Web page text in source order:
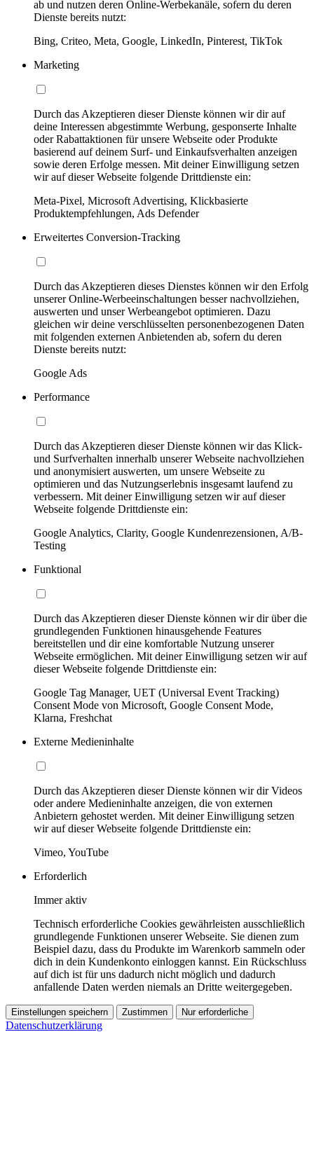
ab und nutzen deren Online-Werbekanäle, sofern du deren
Dienste bereits nutzt:
Bing, Criteo, Meta, Google, LinkedIn, Pinterest, TikTok
Marketing
Durch das Akzeptieren dieser Dienste können wir dir auf
deine Interessen abgestimmte Werbung, gesponserte Inhalte
oder Rabattaktionen für unsere Webseite oder Produkte
basierend auf deinem Surf- und Einkaufsverhalten anzeigen
sowie deren Erfolge messen. Mit deiner Einwilligung setzen
wir auf dieser Webseite folgende Drittdienste ein:
Meta-Pixel, Microsoft Advertising, Klickbasierte
Produktempfehlungen, Ads Defender
Erweitertes Conversion-Tracking
Durch das Akzeptieren dieses Dienstes können wir den Erfolg
unserer Online-Werbeeinschaltungen besser nachvollziehen,
auswerten und unser Werbeangebot optimieren. Dazu
gleichen wir deine verschlüsselten personenbezogenen Daten
mit folgenden externen Anbietenden ab, sofern du deren
Dienste bereits nutzt:
Google Ads
Performance
Durch das Akzeptieren dieser Dienste können wir das Klick-
und Surfverhalten innerhalb unserer Webseite nachvollziehen
und anonymisiert auswerten, um unsere Webseite zu
optimieren und das Nutzungserlebnis insgesamt laufend zu
verbessern. Mit deiner Einwilligung setzen wir auf dieser
Webseite folgende Drittdienste ein:
Google Analytics, Clarity, Google Kundenrezensionen, A/B-
Testing
Funktional
Durch das Akzeptieren dieser Dienste können wir dir über die
grundlegenden Funktionen hinausgehende Features
bereitstellen und dir eine komfortable Nutzung unserer
Webseite ermöglichen. Mit deiner Einwilligung setzen wir auf
dieser Webseite folgende Drittdienste ein:
Google Tag Manager, UET (Universal Event Tracking)
Consent Mode von Microsoft, Google Consent Mode,
Klarna, Freshchat
Externe Medieninhalte
Durch das Akzeptieren dieser Dienste können wir dir Videos
oder andere Medieninhalte anzeigen, die von externen
Anbietern gehostet werden. Mit deiner Einwilligung setzen
wir auf dieser Webseite folgende Drittdienste ein:
Vimeo, YouTube
Erforderlich
Immer aktiv
Technisch erforderliche Cookies gewährleisten ausschließlich
grundlegende Funktionen unserer Webseite. Sie dienen zum
Beispiel dazu, dass du Produkte im Warenkorb sammeln oder
dich in dein Kundenkonto einloggen kannst. Ein Rückschluss
auf dich ist für uns dadurch nicht möglich und dadurch
anfallende Daten werden niemals an Dritte weitergegeben.
Einstellungen speichern Zustimmen Nur erforderliche
Datenschutzerklärung